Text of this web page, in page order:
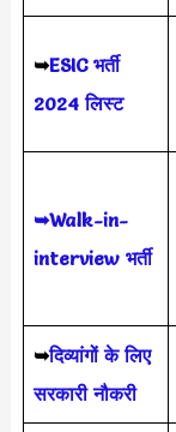
➥ESIC भर्ती
2024 लिस्ट
➥Walk-in-
interview भर्ती
➥दिव्यांगों के लिए
सरकारी नौकरी